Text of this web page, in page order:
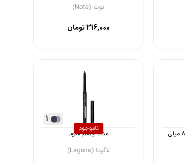
نوت (Note)
316,000تومان
ژل تثبیت کننده ابرو سریتا 8 میلی
1
ناموجود
مداد چشم لاگونا
لاگونا (Laguna)